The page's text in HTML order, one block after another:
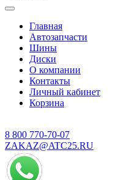
Главная
Автозапчасти
Шины
Диски
О компании
Контакты
Личный кабинет
Корзина
8 800 770-70-07
ZAKAZ@ATC25.RU